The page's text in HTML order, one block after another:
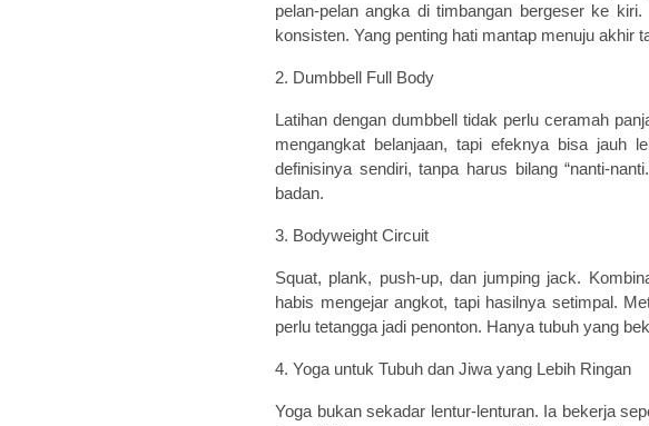
pelan-pelan angka di timbangan bergeser ke
konsisten. Yang penting hati mantap menuju akhir
2. Dumbbell Full Body
Latihan dengan dumbbell tidak perlu ceramah
mengangkat belanjaan, tapi efeknya bisa jauh
definisinya sendiri, tanpa harus bilang “nanti-
badan.
3. Bodyweight Circuit
Squat, plank, push-up, dan jumping jack.
habis mengejar angkot, tapi hasilnya setimpal.
perlu tetangga jadi penonton. Hanya tubuh yang
4. Yoga untuk Tubuh dan Jiwa yang Lebih Ringan
Yoga bukan sekadar lentur-lenturan. Ia bekerja